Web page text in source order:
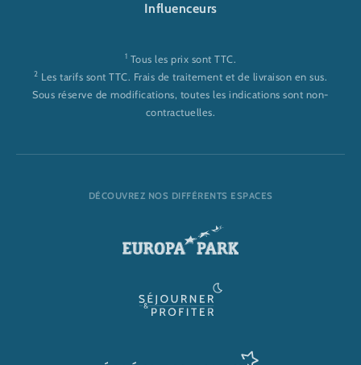
Influenceurs
1 Tous les prix sont TTC.
2 Les tarifs sont TTC. Frais de traitement et de livraison en sus.
Sous réserve de modifications, toutes les indications sont non-
contractuelles.
DÉCOUVREZ NOS DIFFÉRENTS ESPACES